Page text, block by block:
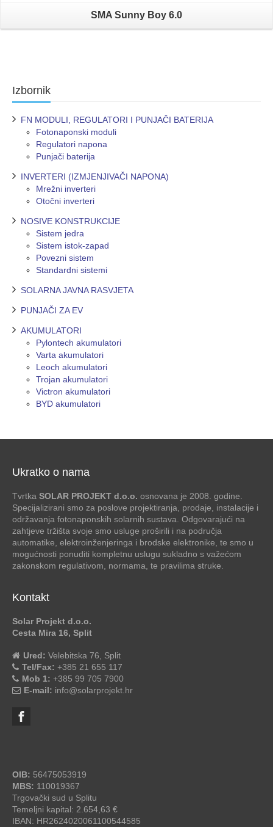
SMA Sunny Boy 6.0
Izbornik
FN MODULI, REGULATORI I PUNJAČI BATERIJA
Fotonaponski moduli
Regulatori napona
Punjači baterija
INVERTERI (IZMJENJIVAČI NAPONA)
Mrežni inverteri
Otočni inverteri
NOSIVE KONSTRUKCIJE
Sistem jedra
Sistem istok-zapad
Povezni sistem
Standardni sistemi
SOLARNA JAVNA RASVJETA
PUNJAČI ZA EV
AKUMULATORI
Pylontech akumulatori
Varta akumulatori
Leoch akumulatori
Trojan akumulatori
Victron akumulatori
BYD akumulatori
Ukratko o nama
Tvrtka SOLAR PROJEKT d.o.o. osnovana je 2008. godine.
Specijalizirani smo za poslove projektiranja, prodaje, instalacije i
održavanja fotonaponskih solarnih sustava. Odgovarajući na
zahtjeve tržišta svoje smo usluge proširili i na područja
automatike, elektroinženjeringa i brodske elektronike, te smo u
mogućnosti ponuditi kompletnu uslugu sukladno s važećom
zakonskom regulativom, normama, te pravilima struke.
Kontakt
Solar Projekt d.o.o.
Cesta Mira 16, Split
Ured: Velebitska 76, Split
Tel/Fax: +385 21 655 117
Mob 1: +385 99 705 7900
E-mail: info@solarprojekt.hr
OIB: 56475053919
MBS: 110019367
Trgovački sud u Splitu
Temeljni kapital: 2.654,63 €
IBAN: HR2624020061100544585